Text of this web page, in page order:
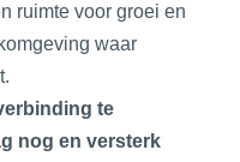
ruimte voor groei en
waar
te
nog en versterk